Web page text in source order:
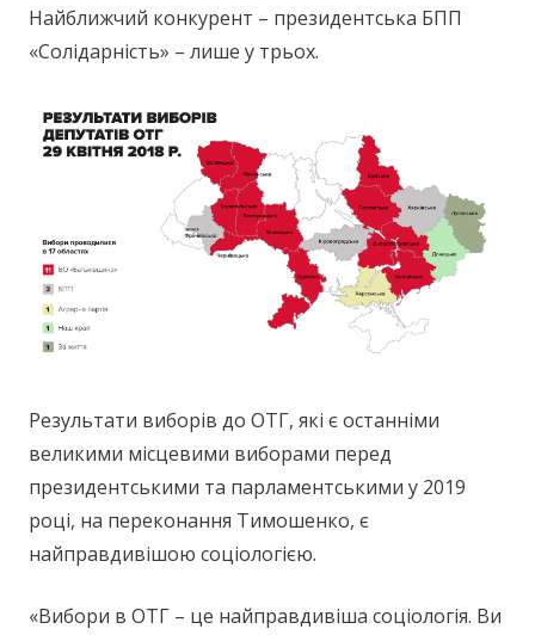
Найближчий конкурент – президентська БПП
«Солідарність» – лише у трьох.
Результати виборів до ОТГ, які є останніми
великими місцевими виборами перед
президентськими та парламентськими у 2019
році, на переконання Тимошенко, є
найправдивішою соціологією.
«Вибори в ОТГ – це найправдивіша соціологія. Ви